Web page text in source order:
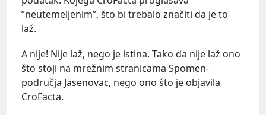
”neutemeljenim”, što bi trebalo značiti da je to
laž.
A nije! Nije laž, nego je istina. Tako da nije laž ono
što stoji na mrežnim stranicama Spomen-
područja Jasenovac, nego ono što je objavila
CroFacta.